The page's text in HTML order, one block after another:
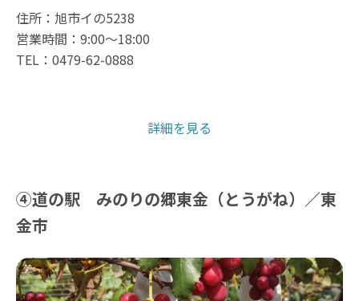
住所：旭市イの5238
営業時間：9:00～18:00
TEL：0479-62-0888
詳細を見る
④道の駅 みのりの郷東金（とうがね）／東
金市